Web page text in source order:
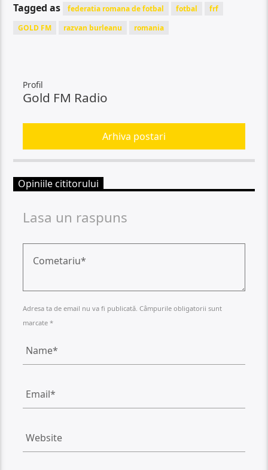
Tagged as federatia romana de fotbal fotbal
frf
GOLD FM
razvan burleanu romania
Profil
Gold FM Radio
Arhiva postari
Opiniile cititorului
Lasa un raspuns
Adresa ta de email nu va fi publicată. Câmpurile obligatorii sunt
marcate *